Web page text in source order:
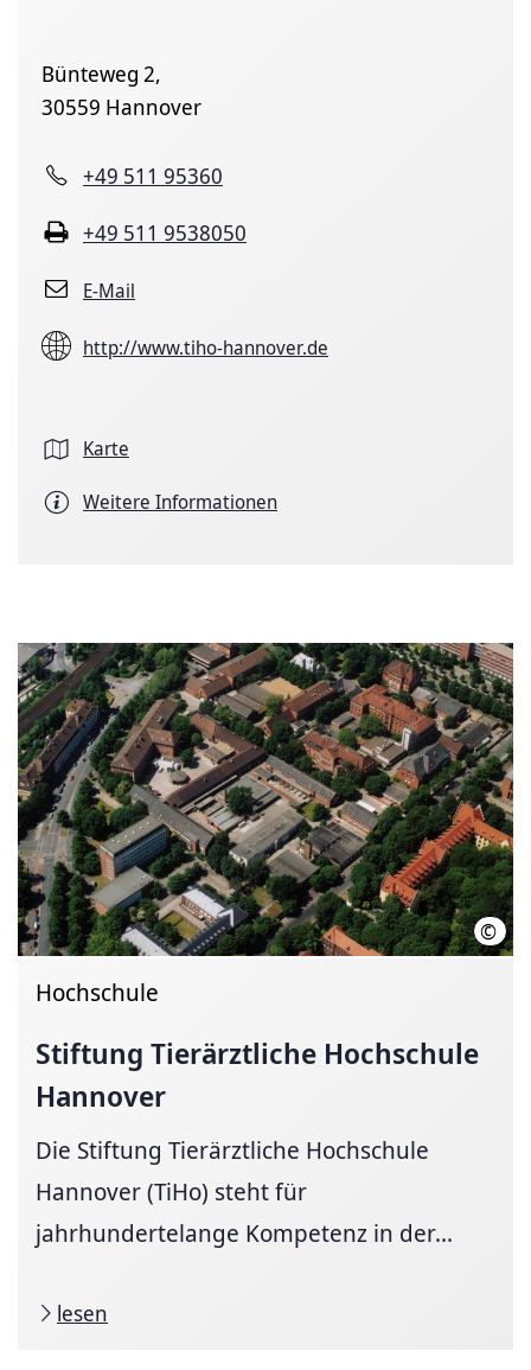
Bünteweg 2,
30559 Hannover
+49 511 95360
+49 511 9538050
E-Mail
http://www.tiho-hannover.de
Karte
Weitere Informationen
©
Hochschule
Stiftung Tierärztliche Hochschule
Hannover
Die Stiftung Tierärztliche Hochschule
Hannover (TiHo) steht für
jahrhundertelange Kompetenz in der...
lesen